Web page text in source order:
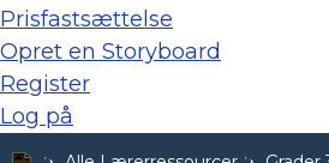
Prisfastsættelse
Opret en Storyboard
Register
Log på